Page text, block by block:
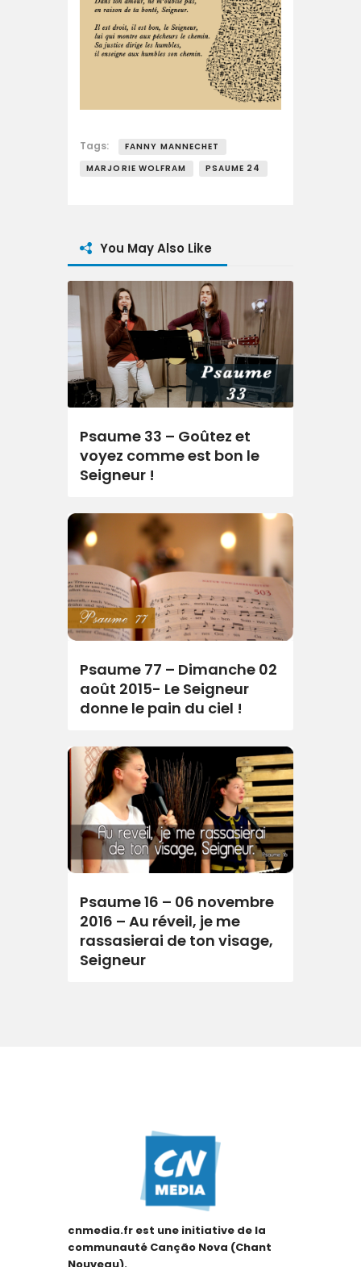
Tags:
FANNY MANNECHET
MARJORIE WOLFRAM
PSAUME 24
You May Also Like
Psaume 33 – Goûtez et
voyez comme est bon le
Seigneur !
Psaume 77 – Dimanche 02
août 2015- Le Seigneur
donne le pain du ciel !
Psaume 16 – 06 novembre
2016 – Au réveil, je me
rassasierai de ton visage,
Seigneur
cnmedia.fr est une initiative de la
communauté Canção Nova (Chant